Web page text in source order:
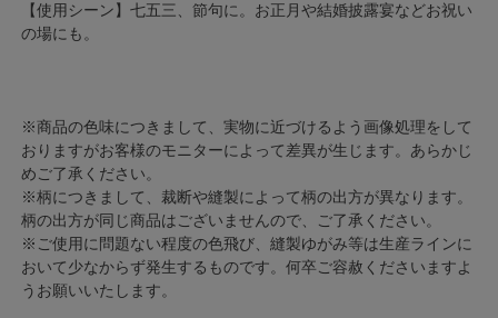
【使用シーン】七五三、節句に。お正月や結婚披露宴などお祝い
の場にも。
※商品の色味につきまして、実物に近づけるよう画像処理をして
おりますがお客様のモニターによって差異が生じます。あらかじ
めご了承ください。
※柄につきまして、裁断や縫製によって柄の出方が異なります。
柄の出方が同じ商品はございませんので、ご了承ください。
※ご使用に問題ない程度の色飛び、縫製ゆがみ等は生産ラインに
おいて少なからず発生するものです。何卒ご容赦くださいますよ
うお願いいたします。